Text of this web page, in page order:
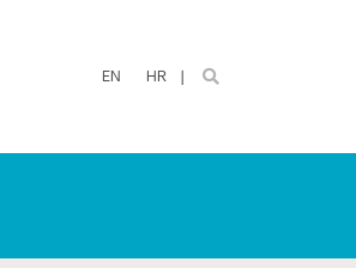
EN HR